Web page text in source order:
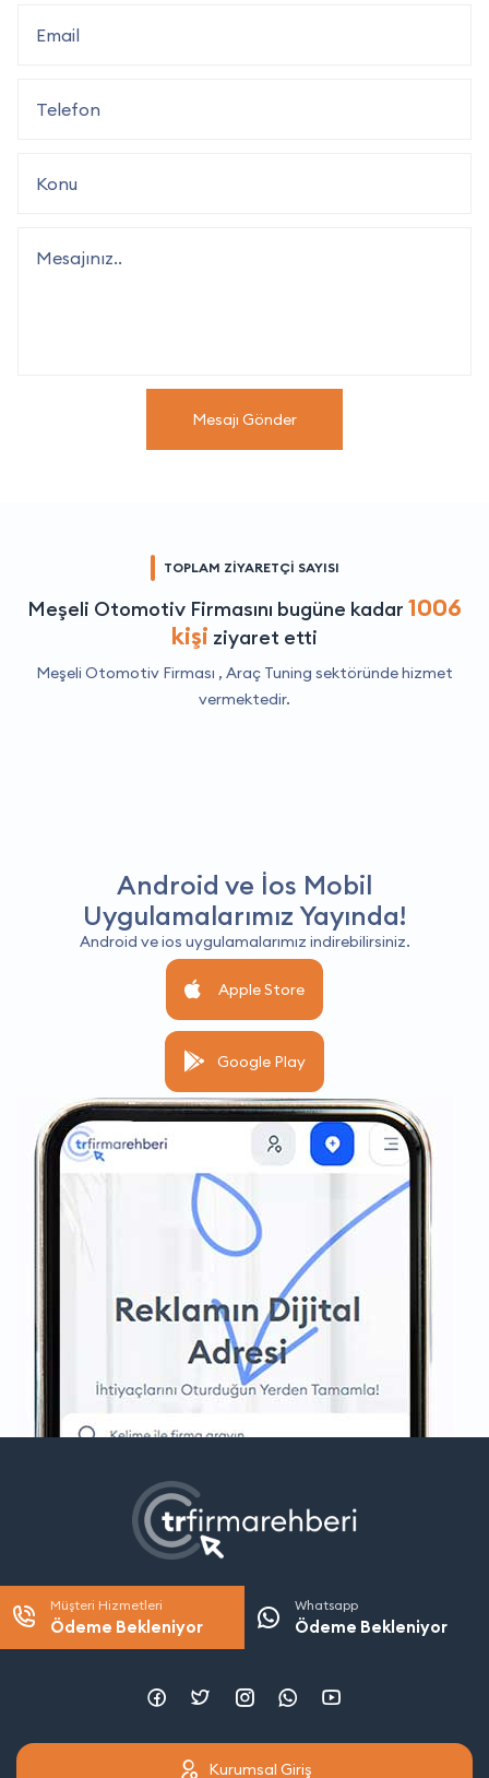
Mesajı Gönder
TOPLAM ZİYARETÇİ SAYISI
Meşeli Otomotiv Firmasını bugüne kadar 1006
kişi ziyaret etti
Meşeli Otomotiv Firması , Araç Tuning sektöründe hizmet
vermektedir.
Android ve İos Mobil
Uygulamalarımız Yayında!
Android ve ios uygulamalarımız indirebilirsiniz.
Apple Store
Google Play
Müşteri Hizmetleri
Ödeme Bekleniyor
Whatsapp
Ödeme Bekleniyor
Kurumsal Giriş